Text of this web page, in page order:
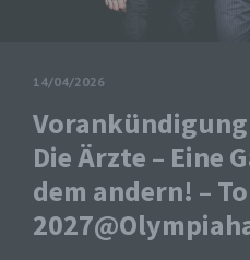
14/04/2026
Die Ärzte – Eine
dem andern! –